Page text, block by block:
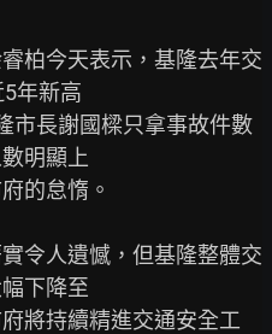
柏今天表示，基隆去年交
年新高
市長謝國樑只拿事故件數
明顯上
的怠惰。
令人遺憾，但基隆整體交
下降至
將持續精進交通安全工